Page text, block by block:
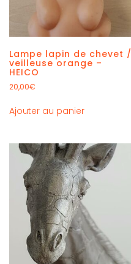
Lampe lapin de chevet /
veilleuse orange –
HEICO
20,00€
Ajouter au panier